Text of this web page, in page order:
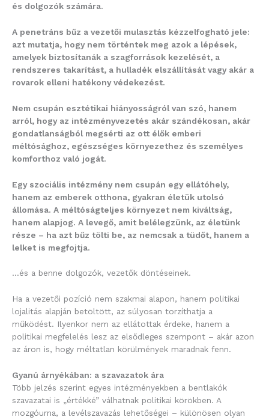
és dolgozók számára.
A penetráns bűz a vezetői mulasztás kézzelfogható jele:
azt mutatja, hogy nem történtek meg azok a lépések,
amelyek biztosítanák a szagforrások kezelését, a
rendszeres takarítást, a hulladék elszállítását vagy akár a
rovarok elleni hatékony védekezést.
Nem csupán esztétikai hiányosságról van szó, hanem
arról, hogy az intézményvezetés akár szándékosan, akár
gondatlanságból megsérti az ott élők emberi
méltósághoz, egészséges környezethez és személyes
komforthoz való jogát.
Egy szociális intézmény nem csupán egy ellátóhely,
hanem az emberek otthona, gyakran életük utolsó
állomása. A méltóságteljes környezet nem kiváltság,
hanem alapjog. A levegő, amit belélegzünk, az életünk
része – ha azt bűz tölti be, az nemcsak a tüdőt, hanem a
lelket is megfojtja.
…és a benne dolgozók, vezetők döntéseinek.
Ha a vezetői pozíció nem szakmai alapon, hanem politikai
lojalitás alapján betöltött, az súlyosan torzíthatja a
működést. Ilyenkor nem az ellátottak érdeke, hanem a
politikai megfelelés lesz az elsődleges szempont – akár azon
az áron is, hogy méltatlan körülmények maradnak fenn.
Gyanú árnyékában: a szavazatok ára
Több jelzés szerint egyes intézményekben a bentlakók
szavazatai is „értékké” válhatnak politikai körökben. A
mozgóurna, a levélszavazás lehetőségei – különösen olyan